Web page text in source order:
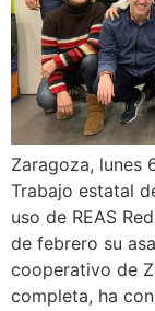
Zaragoza, lunes
Trabajo estatal
uso de REAS
de febrero su
cooperativo de
completa, ha